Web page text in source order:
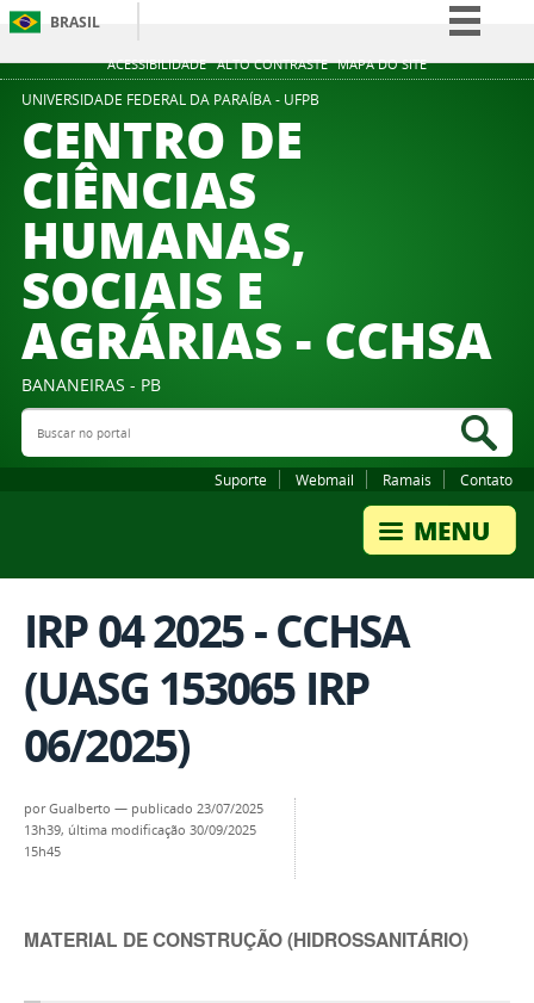
ACESSIBILIDADE ALTO CONTRASTE MAPA DO SITE
BRASIL
Simplifique!
UNIVERSIDADE FEDERAL DA PARAÍBA - UFPB
CENTRO DE
CIÊNCIAS
HUMANAS,
SOCIAIS E
AGRÁRIAS - CCHSA
BANANEIRAS - PB
Buscar no portal
Suporte Webmail Ramais Contato
IRP 04 2025 - CCHSA
(UASG 153065 IRP
06/2025)
porGualberto — publicado 23/07/2025
13h39, última modificação 30/09/2025
15h45
MATERIAL DE CONSTRUÇÃO (HIDROSSANITÁRIO)